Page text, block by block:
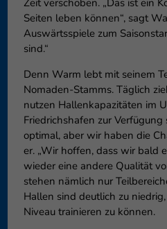
Seiten leben können“, sagt
Auswärtsspiele zum
sind.“
Denn Warm lebt mit seinem
Nomaden-Stamms. Täglich
nutzen Hallenkapazitäten im
Friedrichshafen zur Verfügung
optimal, aber wir haben die
er. „Wir hoffen, dass wir bald
wieder eine andere Qualität
stehen nämlich nur
Hallen sind deutlich zu
Niveau trainieren zu können.